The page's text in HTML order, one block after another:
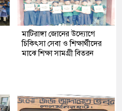
মাটিরাঙ্গা জোনের উদ্যোগে
চিকিৎসা সেবা ও শিক্ষার্থীদের
মাঝে শিক্ষা সামগ্রী বিতরন